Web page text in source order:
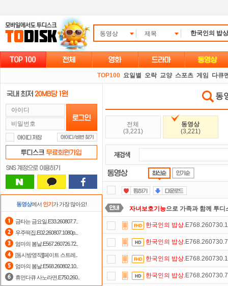
동영상 제목
TOP100 요일별 오락 교양 스포츠 게임 다큐
동영상에서 인기가 가장 많아요!
금타는 금요일.E33.260807.7..
우주떡집.E02.260807.1080p...
엄마의 봄날.E567.260726.72..
[동시방영작][페이트 스트레..
엄마의 봄날.E568.260802.10..
휴먼다큐 사노라면.E750.260..
동
전체
(3,221)
동영상
(3,221)
자녀보호기능으로 가족과 함께 투
스마트TV로 투디스크영화,드라마,
출석체크이벤트! 매일매일출석체
요즘 뭐가 재밌지?고민되면 눌러봐!
정액제할인쿠폰 사용방법안내
한국인의 밥상
한국인의 밥상
한국인의 밥상
한국인의 밥상